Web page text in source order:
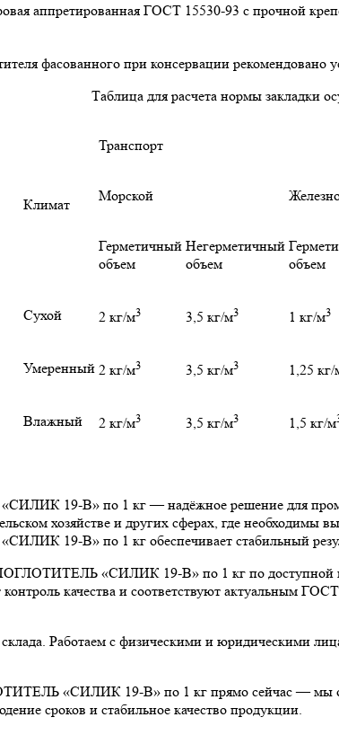
аппретированная ГОСТ 15530-93 с прочной
фасованного при консервации рекомендовано
Таблица для расчета нормы закладки
Климат
Транспорт
Морской
Герметичный
объем
Негерметичный
объем
объем
Сухой 2 кг/м3 3,5 кг/м3 1 кг/м3
Умеренный 2 кг/м3 3,5 кг/м3 1,25
Влажный 2 кг/м3 3,5 кг/м3 1,5 кг/м
В» по 1 кг — надёжное решение для
хозяйстве и других сферах, где необходимы
В» по 1 кг обеспечивает стабильный
«СИЛИК 19-В» по 1 кг по доступной
качества и соответствуют актуальным
Работаем с физическими и юридическими
«СИЛИК 19-В» по 1 кг прямо сейчас — мы
сроков и стабильное качество продукции.